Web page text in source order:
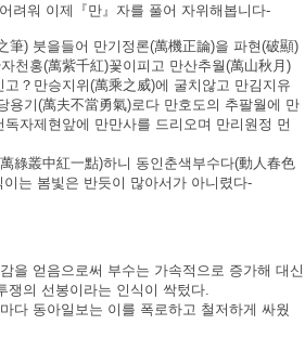
려워 이제『만』자를 풀어 자위해봅니다-
筆) 붓을들어 만기정론(萬機正論)을 파현(破顯)
천홍(萬紫千紅)꽃이피고 만산추월(萬山秋月)
？만승지위(萬乘之威)에 굴치않고 만김지유
용기(萬夫不當勇氣)로다 만호도의 추팔월에 만
자제현앞에 만만사를 드리오며 만리원정 먼
綠叢中紅一點)하니 동인춘색부수다(動人春色
는 봄빛은 반듯이 많아서가 아니렸다-
을 얻음으로써 부수는 가속적으로 증가해 대신
쟁의 선봉이라는 인식이 싹텄다.
다 동아일보는 이를 폭로하고 철저하게 싸웠